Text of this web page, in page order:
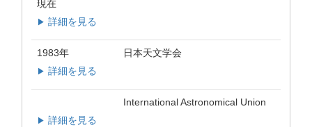
現在
▶ 詳細を見る
1983年 日本天文学会
▶ 詳細を見る
International Astronomical Union
▶ 詳細を見る